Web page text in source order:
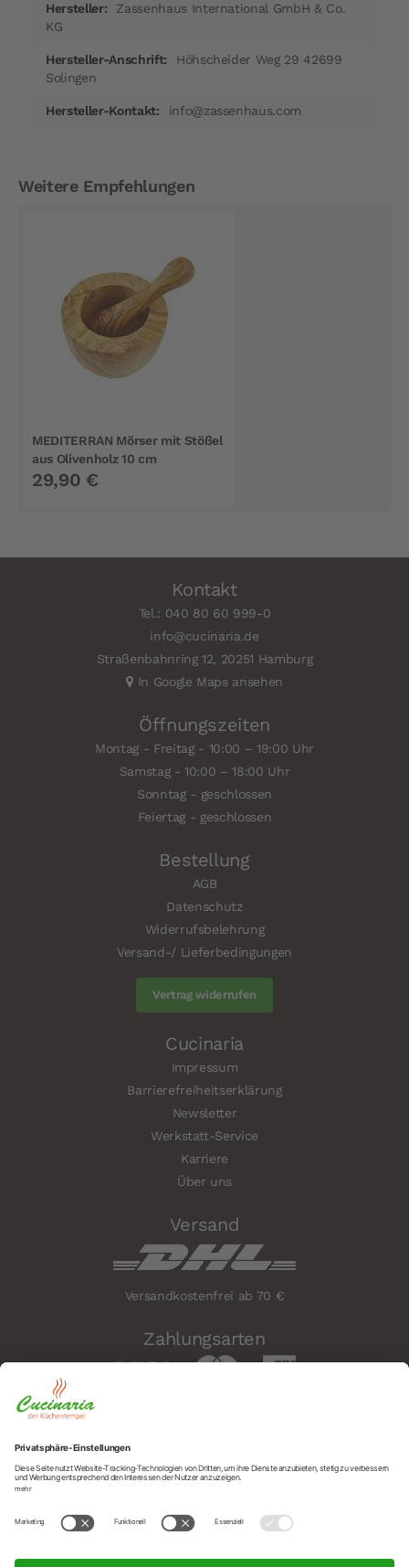
Zassenhaus International GmbH & Co.
KG
Höhscheider Weg 29 42699
Solingen
info@zassenhaus.com
Weitere Empfehlungen
MEDITERRAN Mörser mit Stößel
aus Olivenholz 10 cm
29,90 €
Kontakt
Tel.: 040 80 60 999-0
info@cucinaria.de
Straßenbahnring 12, 20251 Hamburg
In Google Maps ansehen
Öffnungszeiten
Montag - Freitag - 10:00 – 19:00 Uhr
Samstag - 10:00 – 18:00 Uhr
Sonntag - geschlossen
Feiertag - geschlossen
Bestellung
AGB
Datenschutz
Widerrufsbelehrung
Versand-/ Lieferbedingungen
Vertrag widerrufen
Cucinaria
Impressum
Barrierefreiheitserklärung
Newsletter
Werkstatt-Service
Karriere
Über uns
Versand
Versandkostenfrei ab 70 €
Zahlungsarten
Sicherheit